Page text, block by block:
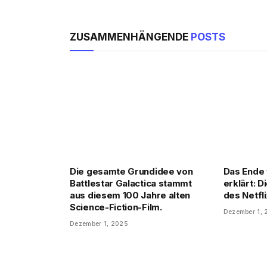
ZUSAMMENHÄNGENDE POSTS
Die gesamte Grundidee von
Battlestar Galactica stammt
aus diesem 100 Jahre alten
Science-Fiction-Film.
Dezember 1, 2025
Das
erklärt:
des
Dezember 1,